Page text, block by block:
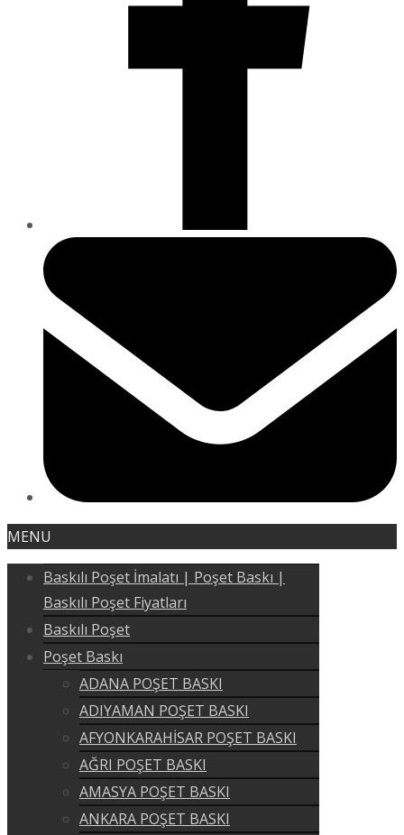
MENU
Baskılı Poşet İmalatı | Poşet Baskı |
Baskılı Poşet Fiyatları
Baskılı Poşet
Poşet Baskı
ADANA POŞET BASKI
ADIYAMAN POŞET BASKI
AFYONKARAHİSAR POŞET BASKI
AĞRI POŞET BASKI
AMASYA POŞET BASKI
ANKARA POŞET BASKI